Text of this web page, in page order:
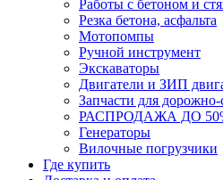
Работы с бетоном и
Резка бетона, асфальта
Мотопомпы
Ручной инструмент
Экскаваторы
Двигатели и ЗИП
Запчасти для
РАСПРОДАЖА ДО
Генераторы
Вилочные погрузчики
Где купить